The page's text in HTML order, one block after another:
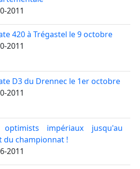
2011
420 à Trégastel le 9 octobre
2011
D3 du Drennec le 1er octobre
2011
optimists impériaux jusqu'au
du championnat !
2011